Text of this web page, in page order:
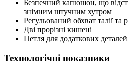
Безпечний капюшон, що
знімним штучним хутром
Регульований обхват талії та
Дві прорізні кишені
Петля для додаткових
Технологічні показники